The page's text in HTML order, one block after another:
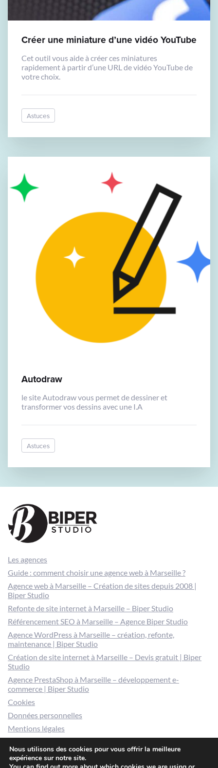
Créer une miniature d’une vidéo YouTube
Cet outil vous aide à créer ces miniatures
rapidement à partir d’une URL de vidéo YouTube de
votre choix.
Astuces
Autodraw
le site Autodraw vous permet de dessiner et
transformer vos dessins avec une I.A
Astuces
Les agences
Guide : comment choisir une agence web à Marseille ?
Agence web à Marseille – Création de sites depuis 2008 |
Biper Studio
Refonte de site internet à Marseille – Biper Studio
Référencement SEO à Marseille – Agence Biper Studio
Agence WordPress à Marseille – création, refonte,
maintenance | Biper Studio
Création de site internet à Marseille – Devis gratuit | Biper
Studio
Agence PrestaShop à Marseille – développement e-
commerce | Biper Studio
Cookies
Données personnelles
Mentions légales
Nous utilisons des cookies pour vous offrir la meilleure
expérience sur notre site.